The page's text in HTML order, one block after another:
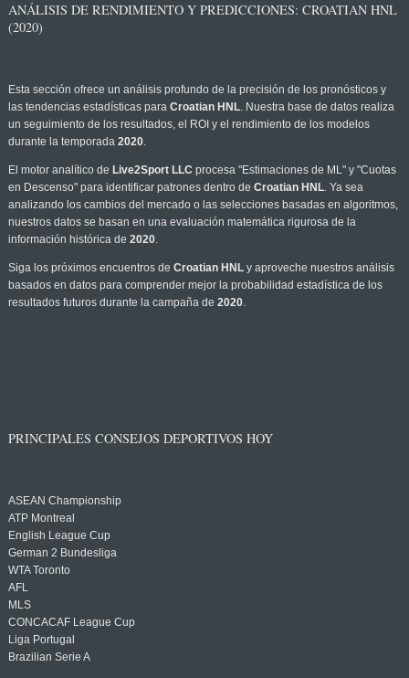
ANÁLISIS DE RENDIMIENTO Y PREDICCIONES: CROATIAN HNL
(2020)
Esta sección ofrece un análisis profundo de la precisión de los pronósticos y
las tendencias estadísticas para Croatian HNL. Nuestra base de datos realiza
un seguimiento de los resultados, el ROI y el rendimiento de los modelos
durante la temporada 2020.
El motor analítico de Live2Sport LLC procesa "Estimaciones de ML" y "Cuotas
en Descenso" para identificar patrones dentro de Croatian HNL. Ya sea
analizando los cambios del mercado o las selecciones basadas en algoritmos,
nuestros datos se basan en una evaluación matemática rigurosa de la
información histórica de 2020.
Siga los próximos encuentros de Croatian HNLy aproveche nuestros análisis
basados en datos para comprender mejor la probabilidad estadística de los
resultados futuros durante la campaña de 2020.
PRINCIPALES CONSEJOS DEPORTIVOS HOY
ASEAN Championship
ATP Montreal
English League Cup
German 2 Bundesliga
WTA Toronto
AFL
MLS
CONCACAF League Cup
Liga Portugal
Brazilian Serie A